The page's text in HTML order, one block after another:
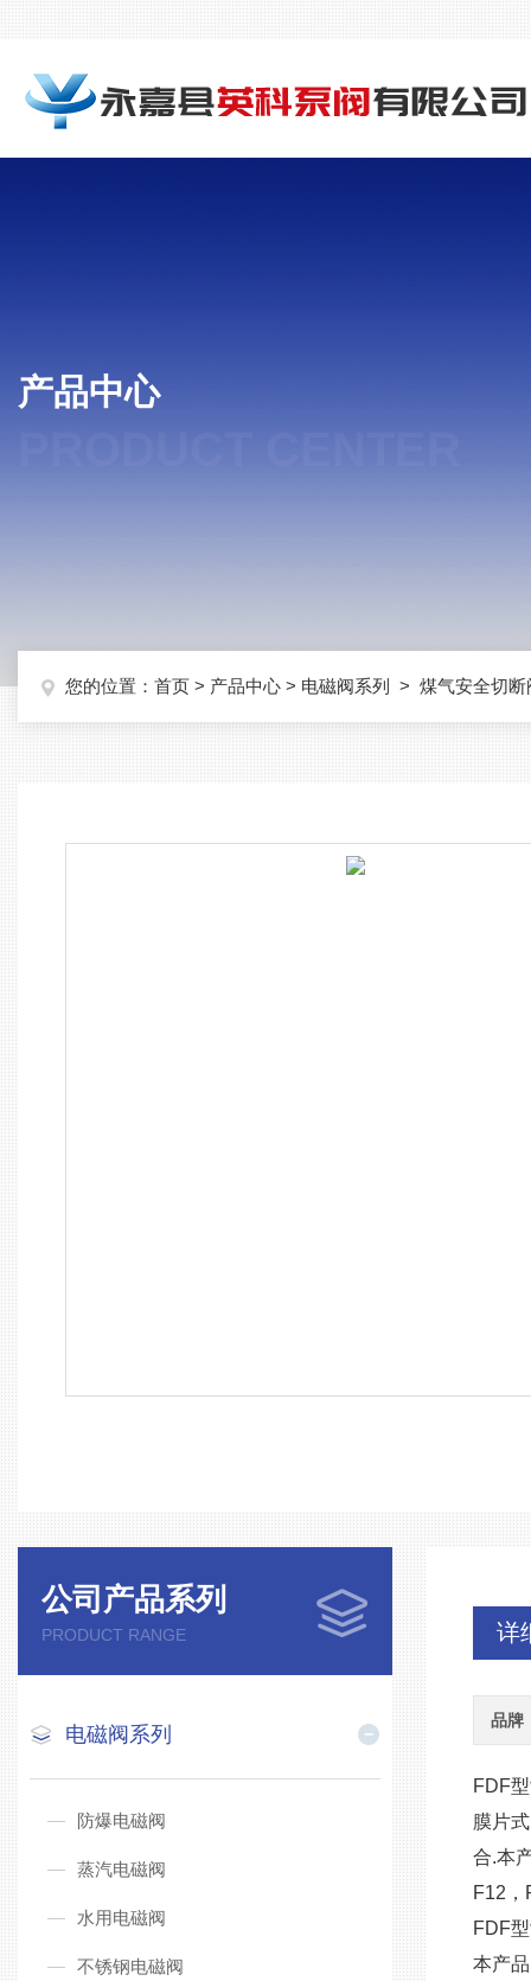
产品中心
您的位置： 首页 > 产品中心 > 电磁阀系列 > 煤气安全切断
公司产品系列
PRODUCT RANGE
电磁阀系列
防爆电磁阀
蒸汽电磁阀
水用电磁阀
不锈钢电磁阀
详
品牌
FDF型
膜片
合.本
F12
FDF型
本产